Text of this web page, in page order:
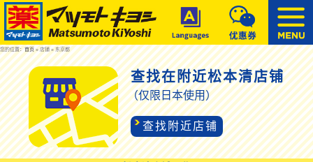
您的位置：首页» 店铺 » 东京都
查找在附近松本清店铺
（仅限日本使用）
查找附近店铺